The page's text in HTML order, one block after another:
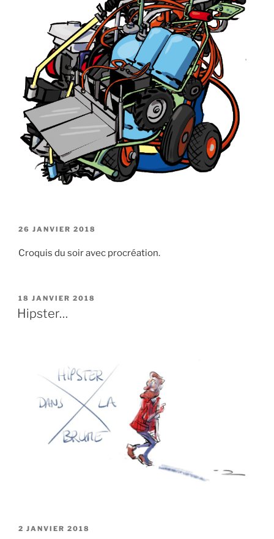
PUBLIÉ
26 JANVIER 2018
Croquis du soir avec procréation.
PUBLIÉ
LE
18 JANVIER 2018
Hipster…
PUBLIÉ
2 JANVIER 2018